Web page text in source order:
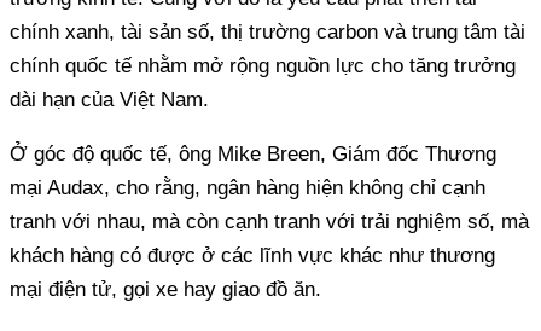
chính xanh, tài sản số, thị trường carbon và trung tâm tài
chính quốc tế nhằm mở rộng nguồn lực cho tăng trưởng
dài hạn của Việt Nam.
Ở góc độ quốc tế, ông Mike Breen, Giám đốc Thương
mại Audax, cho rằng, ngân hàng hiện không chỉ cạnh
tranh với nhau, mà còn cạnh tranh với trải nghiệm số, mà
khách hàng có được ở các lĩnh vực khác như thương
mại điện tử, gọi xe hay giao đồ ăn.